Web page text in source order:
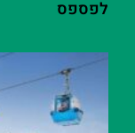
לפספס